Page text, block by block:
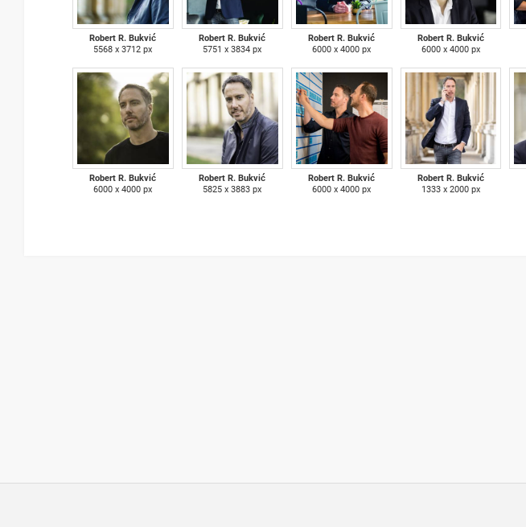
Robert R. Bukvić
5568 x 3712 px
Robert R. Bukvić
5751 x 3834 px
Robert R. Bukvić
6000 x 4000 px
Robert R. Bukvić
6000 x 4000 px
Robert R. Bukvić
6000 x 4000 px
Robert R. Bukvić
5825 x 3883 px
Robert R. Bukvić
6000 x 4000 px
Robert R. Bukvić
1333 x 2000 px